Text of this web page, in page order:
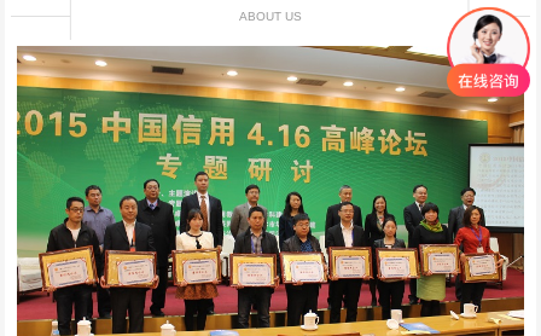
ABOUT US